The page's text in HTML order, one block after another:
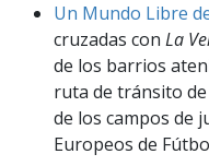
Un Mundo Libre
cruzadas con La
de los barrios
ruta de tránsito
de los campos de
Europeos de